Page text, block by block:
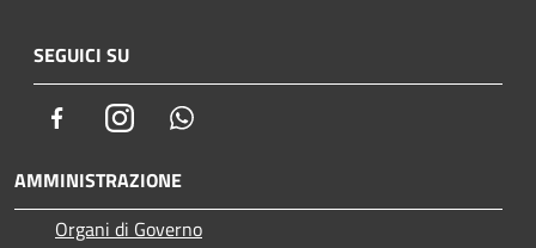
SEGUICI SU
FacebookInstagram
AMMINISTRAZIONE
Organi di Governo